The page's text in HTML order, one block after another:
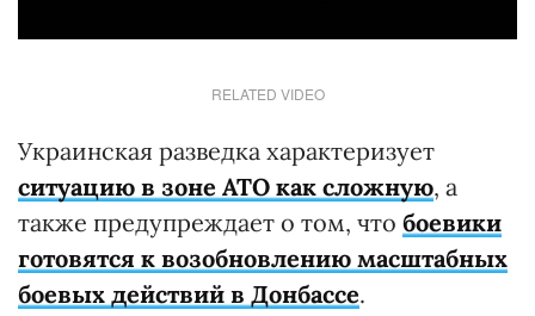
RELATED VIDEO
Украинская разведка характеризует
ситуацию в зоне АТО как сложную, а
также предупреждает о том, что боевики
готовятся к возобновлению масштабных
боевых действий в Донбассе.